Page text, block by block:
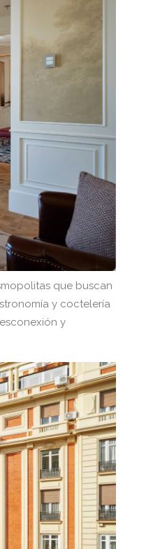
que buscan
y coctelería
y